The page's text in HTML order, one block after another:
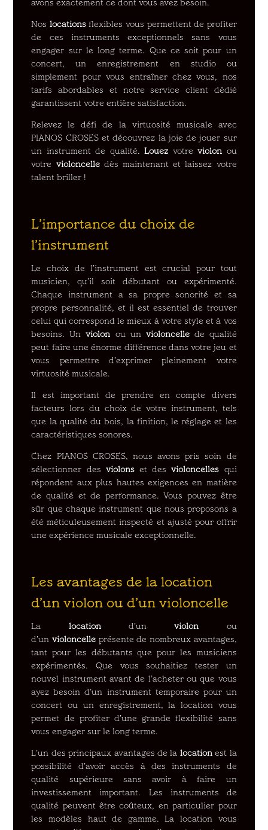
avons exactement ce dont vous avez besoin.
Nos locations flexibles vous permettent de profiter
de ces instruments exceptionnels sans vous
engager sur le long terme. Que ce soit pour un
concert, un enregistrement en studio ou
simplement pour vous entraîner chez vous, nos
tarifs abordables et notre service client dédié
garantissent votre entière satisfaction.
Relevez le défi de la virtuosité musicale avec
PIANOS CROSES et découvrez la joie de jouer sur
un instrument de qualité. Louez votre violon ou
votre violoncelle dès maintenant et laissez votre
talent briller !
L’importance du choix de
l’instrument
Le choix de l’instrument est crucial pour tout
musicien, qu’il soit débutant ou expérimenté.
Chaque instrument a sa propre sonorité et sa
propre personnalité, et il est essentiel de trouver
celui qui correspond le mieux à votre style et à vos
besoins. Un violon ou un violoncelle de qualité
peut faire une énorme différence dans votre jeu et
vous permettre d’exprimer pleinement votre
virtuosité musicale.
Il est important de prendre en compte divers
facteurs lors du choix de votre instrument, tels
que la qualité du bois, la finition, le réglage et les
caractéristiques sonores.
Chez PIANOS CROSES, nous avons pris soin de
sélectionner des violons et des violoncelles qui
répondent aux plus hautes exigences en matière
de qualité et de performance. Vous pouvez être
sûr que chaque instrument que nous proposons a
été méticuleusement inspecté et ajusté pour offrir
une expérience musicale exceptionnelle.
Les avantages de la location
d’un violon ou d’un violoncelle
La location d’un violon
ou
d’un violoncelle présente de nombreux avantages,
tant pour les débutants que pour les musiciens
expérimentés. Que vous souhaitiez tester un
nouvel instrument avant de l’acheter ou que vous
ayez besoin d’un instrument temporaire pour un
concert ou un enregistrement, la location vous
permet de profiter d’une grande flexibilité sans
vous engager sur le long terme.
L’un des principaux avantages de la location est la
possibilité d’avoir accès à des instruments de
qualité supérieure sans avoir à faire un
investissement important. Les instruments de
qualité peuvent être coûteux, en particulier pour
les modèles haut de gamme. La location vous